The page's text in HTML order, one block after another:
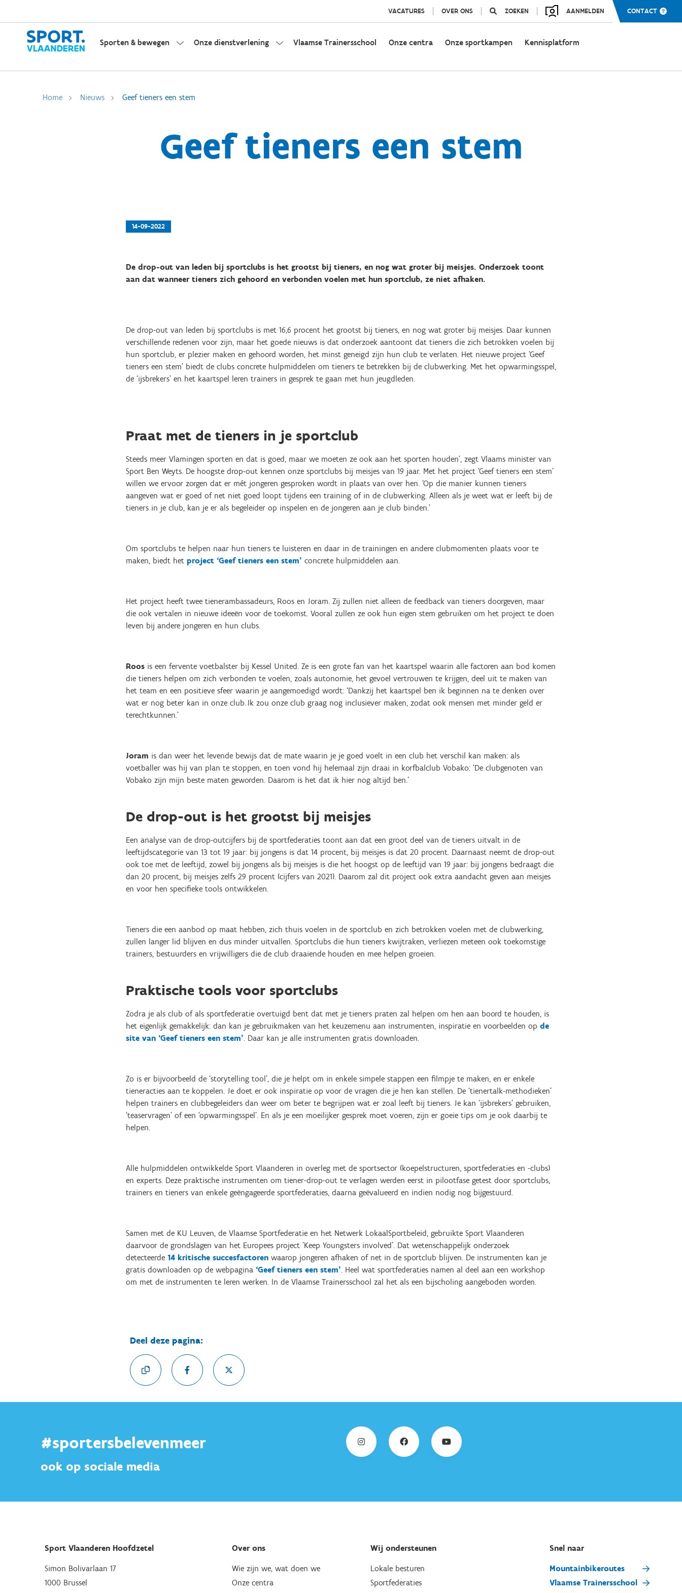
VACATURES OVER ONS ZOEKEN AANMELDEN CONTACT
Sporten & bewegen Onze dienstverlening Vlaamse Trainersschool Onze centra Onze sportkampen Kennisplatform
Home Nieuws Geef tieners een stem
Geef tieners een stem
14-09-2022
De drop-out van leden bij sportclubs is het grootst bij tieners, en nog wat groter bij meisjes. Onderzoek toont
aan dat wanneer tieners zich gehoord en verbonden voelen met hun sportclub, ze niet afhaken.
De drop-out van leden bij sportclubs is met 16,6 procent het grootst bij tieners, en nog wat groter bij meisjes. Daar kunnen
verschillende redenen voor zijn, maar het goede nieuws is dat onderzoek aantoont dat tieners die zich betrokken voelen bij
hun sportclub, er plezier maken en gehoord worden, het minst geneigd zijn hun club te verlaten. Het nieuwe project ‘Geef
tieners een stem’ biedt de clubs concrete hulpmiddelen om tieners te betrekken bij de clubwerking. Met het opwarmingsspel,
de ‘ijsbrekers’ en het kaartspel leren trainers in gesprek te gaan met hun jeugdleden.
Praat met de tieners in je sportclub
Steeds meer Vlamingen sporten en dat is goed, maar we moeten ze ook aan het sporten houden’, zegt Vlaams minister van
Sport Ben Weyts. De hoogste drop-out kennen onze sportclubs bij meisjes van 19 jaar. Met het project ‘Geef tieners een stem’
willen we ervoor zorgen dat er mét jongeren gesproken wordt in plaats van over hen. ‘Op die manier kunnen tieners
aangeven wat er goed of net niet goed loopt tijdens een training of in de clubwerking. Alleen als je weet wat er leeft bij de
tieners in je club, kan je er als begeleider op inspelen en de jongeren aan je club binden.’
Om sportclubs te helpen naar hun tieners te luisteren en daar in de trainingen en andere clubmomenten plaats voor te
maken, biedt het project ‘Geef tieners een stem’ concrete hulpmiddelen aan.
Het project heeft twee tienerambassadeurs, Roos en Joram. Zij zullen niet alleen de feedback van tieners doorgeven, maar
die ook vertalen in nieuwe ideeën voor de toekomst. Vooral zullen ze ook hun eigen stem gebruiken om het project te doen
leven bij andere jongeren en hun clubs.
Roos is een fervente voetbalster bij Kessel United. Ze is een grote fan van het kaartspel waarin alle factoren aan bod komen
die tieners helpen om zich verbonden te voelen, zoals autonomie, het gevoel vertrouwen te krijgen, deel uit te maken van
het team en een positieve sfeer waarin je aangemoedigd wordt: ‘Dankzij het kaartspel ben ik beginnen na te denken over
wat er nog beter kan in onze club. Ik zou onze club graag nog inclusiever maken, zodat ook mensen met minder geld er
terechtkunnen.’
Joram is dan weer het levende bewijs dat de mate waarin je je goed voelt in een club het verschil kan maken: als
voetballer was hij van plan te stoppen, en toen vond hij helemaal zijn draai in korfbalclub Vobako: ‘De clubgenoten van
Vobako zijn mijn beste maten geworden. Daarom is het dat ik hier nog altijd ben.’
De drop-out is het grootst bij meisjes
Een analyse van de drop-outcijfers bij de sportfederaties toont aan dat een groot deel van de tieners uitvalt in de
leeftijdscategorie van 13 tot 19 jaar: bij jongens is dat 14 procent, bij meisjes is dat 20 procent. Daarnaast neemt de drop-out
ook toe met de leeftijd, zowel bij jongens als bij meisjes is die het hoogst op de leeftijd van 19 jaar: bij jongens bedraagt die
dan 20 procent, bij meisjes zelfs 29 procent (cijfers van 2021). Daarom zal dit project ook extra aandacht geven aan meisjes
en voor hen specifieke tools ontwikkelen.
Tieners die een aanbod op maat hebben, zich thuis voelen in de sportclub en zich betrokken voelen met de clubwerking,
zullen langer lid blijven en dus minder uitvallen. Sportclubs die hun tieners kwijtraken, verliezen meteen ook toekomstige
trainers, bestuurders en vrijwilligers die de club draaiende houden en mee helpen groeien.
Praktische tools voor sportclubs
Zodra je als club of als sportfederatie overtuigd bent dat met je tieners praten zal helpen om hen aan boord te houden, is
het eigenlijk gemakkelijk: dan kan je gebruikmaken van het keuzemenu aan instrumenten, inspiratie en voorbeelden op de
site van ‘Geef tieners een stem’. Daar kan je alle instrumenten gratis downloaden.
Zo is er bijvoorbeeld de ‘storytelling tool’, die je helpt om in enkele simpele stappen een filmpje te maken, en er enkele
tieneracties aan te koppelen. Je doet er ook inspiratie op voor de vragen die je hen kan stellen. De ‘tienertalk-methodieken’
helpen trainers en clubbegeleiders dan weer om beter te begrijpen wat er zoal leeft bij tieners. Je kan ‘ijsbrekers’ gebruiken,
‘teaservragen’ of een ‘opwarmingsspel’. En als je een moeilijker gesprek moet voeren, zijn er goeie tips om je ook daarbij te
helpen.
Alle hulpmiddelen ontwikkelde Sport Vlaanderen in overleg met de sportsector (koepelstructuren, sportfederaties en -clubs)
en experts. Deze praktische instrumenten om tiener-drop-out te verlagen werden eerst in pilootfase getest door sportclubs,
trainers en tieners van enkele geëngageerde sportfederaties, daarna geëvalueerd en indien nodig nog bijgestuurd.
Samen met de KU Leuven, de Vlaamse Sportfederatie en het Netwerk LokaalSportbeleid, gebruikte Sport Vlaanderen
daarvoor de grondslagen van het Europees project 'Keep Youngsters involved'. Dat wetenschappelijk onderzoek
detecteerde 14 kritische succesfactoren waarop jongeren afhaken of net in de sportclub blijven. De instrumenten kan je
gratis downloaden op de webpagina ‘Geef tieners een stem’. Heel wat sportfederaties namen al deel aan een workshop
om met de instrumenten te leren werken. In de Vlaamse Trainersschool zal het als een bijscholing aangeboden worden.
Deel deze pagina:
#sportersbelevenmeer
ook op sociale media
Sport Vlaanderen Hoofdzetel
Simon Bolivarlaan 17
1000 Brussel
Over ons
Wie zijn we, wat doen we
Onze centra
Wij ondersteunen
Lokale besturen
Sportfederaties
Snel naar
Mountainbikeroutes
Vlaamse Trainersschool